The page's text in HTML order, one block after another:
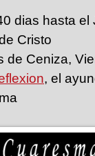
dias hasta el
Cristo
Ceniza,
, el